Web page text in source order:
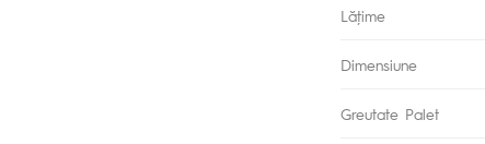
Lăţime
Dimensiune
Greutate Palet